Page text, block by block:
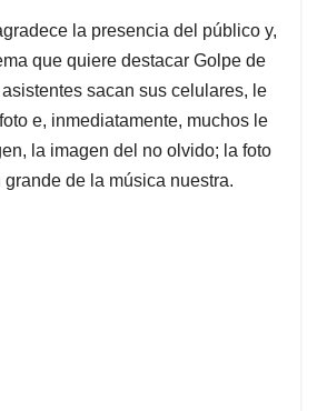
la presencia del público y,
que quiere destacar Golpe de
sacan sus celulares, le
e, inmediatamente, muchos le
la imagen del no olvido; la foto
de la música nuestra.